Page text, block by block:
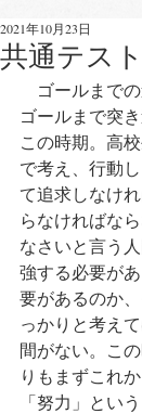
共通テス
2021年10月23日
ゴールまでの
ゴールまで突
この時期。高
で考え、行動
て追求しなけ
らなければな
なさいと言う
強する必要が
要があるのか
っかりと考え
間がない。こ
りもまずこれ
「努力」とい